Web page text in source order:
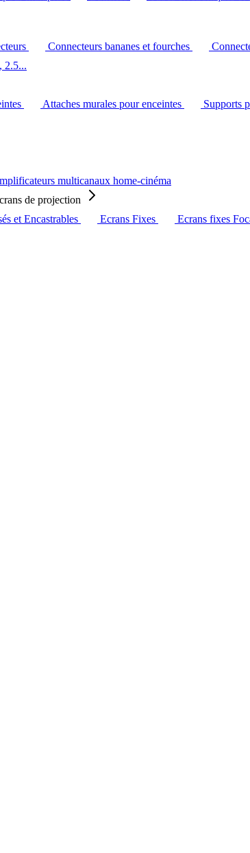
Connecteurs bananes et fourches
2.5...
Attaches murales pour enceintes
Supports
multicanaux home-cinéma
de projection
et Encastrables Ecrans Fixes Ecrans fixes